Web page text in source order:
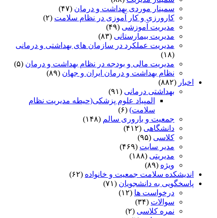
سمینار موردی بهداشت و درمان (۴۷)
کارورزی و کار آموزی در نظام سلامت (۲)
مدیریت آموزشی (۴۹)
مدیریت بیمارستانی (۸۳)
مدیریت عملکرد در سازمان های بهداشتی و درمانی
(۱۸)
مدیریت مالی و بودجه در نظام بهداشت و درمان (۵)
نظام بهداشت و درمان ایران و جهان (۸۹)
اخبار (۸۸۲)
بهداشتی درمانی (۹۱)
المپیاد علوم پزشکی(حیطه مدیریت نظام
سلامت) (۶)
جمعیت و باروری سالم (۱۴۸)
دانشگاهی (۴۱۲)
کلاسی (۹۵)
مدیر سایت (۴۶۹)
مدیریتی (۱۸۸)
ویژه (۸۹)
اندیشکده سلامت جمعیت و خانواده (۶۲)
پاسخگویی به دانشجویان (۷۱)
درخواست ها (۱۲)
سوالات (۳۴)
نمره کلاسی (۲)